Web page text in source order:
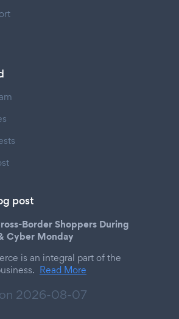
post
Border Shoppers During
Cyber Monday
is an integral part of the
Read More
2026-08-07